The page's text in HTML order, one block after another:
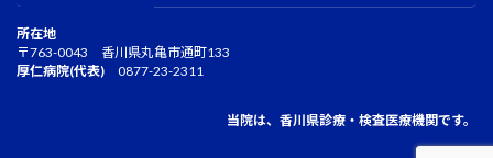
所在地
〒763-0043 香川県丸亀市通町133
厚仁病院(代表) 0877-23-2311
当院は、香川県診療・検査医療機関です。